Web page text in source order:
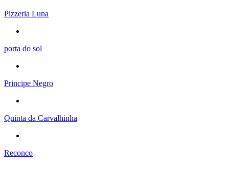
Pizzeria Luna
porta do sol
Principe Negro
Quinta da Carvalhinha
Reconco